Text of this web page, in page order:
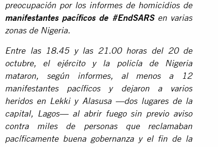
preocupación por los informes de homicidios de
manifestantes pacíficos de #EndSARSen varias
zonas de Nigeria.
Entre las 18.45 y las 21.00 horas del 20 de
octubre, el ejército y la policía de Nigeria
mataron, según informes, al menos a 12
manifestantes pacíficos y dejaron a varios
heridos en Lekki y Alasusa —dos lugares de la
capital, Lagos— al abrir fuego sin previo aviso
contra miles de personas que reclamaban
pacíficamente buena gobernanza y el fin de la